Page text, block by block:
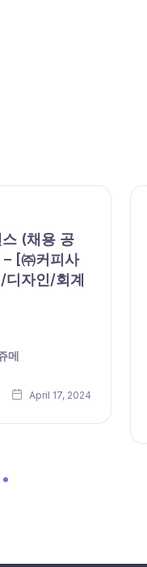
(채용 공
[㈜커피사
자인/회계
메
April 17, 2024